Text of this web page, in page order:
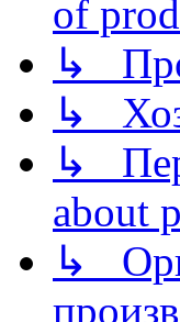
of
↳
↳
↳
about
↳